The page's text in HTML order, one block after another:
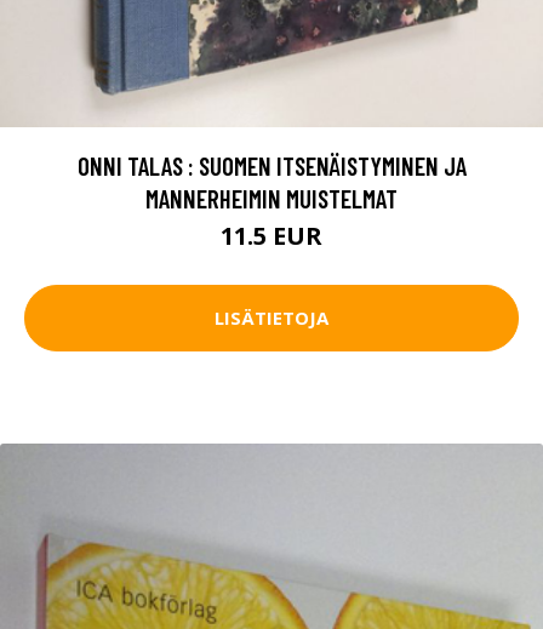
ONNI TALAS : SUOMEN ITSENÄISTYMINEN JA
MANNERHEIMIN MUISTELMAT
11.5 EUR
LISÄTIETOJA